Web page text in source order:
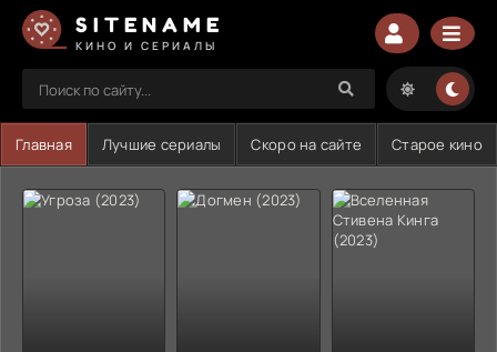
SITENAME
КИНО И СЕРИАЛЫ
Главная Лучшие сериалы Скоро на сайте Старое кино